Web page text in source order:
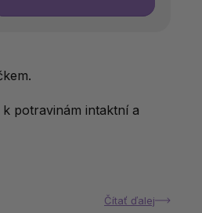
potravinám intaktní a
Čítať ďalej